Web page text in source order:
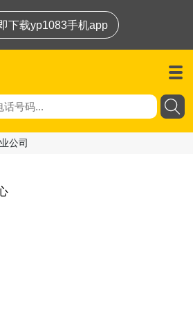
下载yp1083手机app
公司